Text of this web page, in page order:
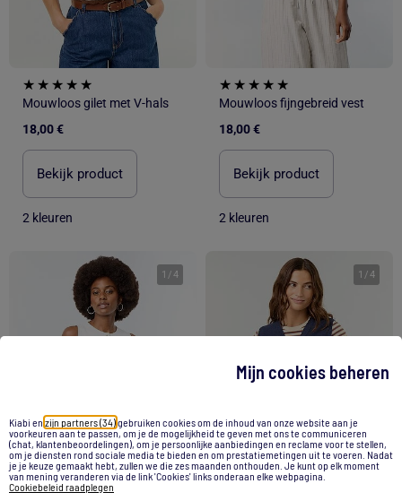
Mijn cookies beheren
Kiabi enzijn partners (34)gebruiken cookies om de inhoud van onze website aan je
voorkeuren aan te passen, om je de mogelijkheid te geven met ons te communiceren
(chat, klantenbeoordelingen), om je persoonlijke aanbiedingen en reclame voor te stellen,
om je diensten rond sociale media te bieden en om prestatiemetingen uit te voeren. Nadat
je je keuze gemaakt hebt, zullen we die zes maanden onthouden. Je kunt op elk moment
van mening veranderen via de link 'Cookies' links onderaan elke webpagina.
Cookiebeleid raadplegen
Mouwloos gilet met V-hals
18,00 €
Bekijk product
2 kleuren
Mouwloos fijngebreid vest
18,00 €
Bekijk product
2 kleuren
1 /4 1 /4